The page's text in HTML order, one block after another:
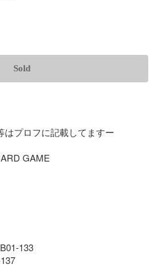
Sold
はプロフに記載してますー
GAME
133